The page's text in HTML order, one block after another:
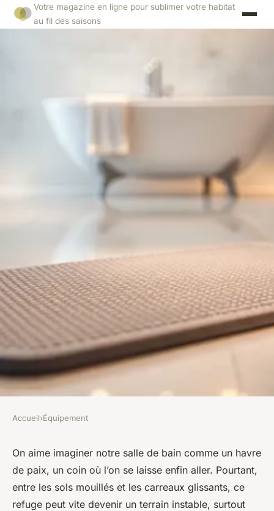
Votre magazine en ligne pour sublimer votre habitat
au fil des saisons
ÉQUIPEMENT
Top 5 tapis de baignoire
antidérapants pour votre
sécurité
Accueil›Équipement
On aime imaginer notre salle de bain comme un havre
de paix, un coin où l’on se laisse enfin aller. Pourtant,
entre les sols mouillés et les carreaux glissants, ce
refuge peut vite devenir un terrain instable, surtout